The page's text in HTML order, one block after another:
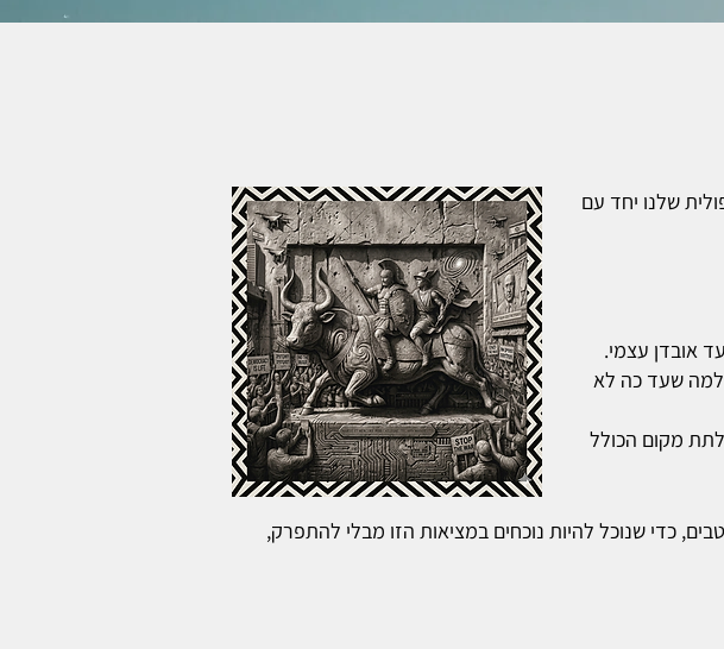
כדי שנוכל להיות נוכחים במציאות הזו מבלי להתפרק,
שלנו יחד עם
אובדן עצמי.
למה שעד כה לא
לתת מקום הכולל